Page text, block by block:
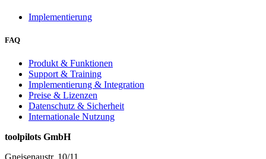
Implementierung
FAQ
Produkt & Funktionen
Support & Training
Implementierung & Integration
Preise & Lizenzen
Datenschutz & Sicherheit
Internationale Nutzung
toolpilots GmbH